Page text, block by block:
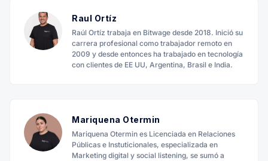
Raul Ortíz
Raúl Ortíz trabaja en Bitwage desde 2018. Inició su
carrera profesional como trabajador remoto en
2009 y desde entonces ha trabajado en tecnología
con clientes de EE UU, Argentina, Brasil e India.
Mariquena Otermin
Mariquena Otermin es Licenciada en Relaciones
Públicas e Instuticionales, especializada en
Marketing digital y social listening, se sumó a